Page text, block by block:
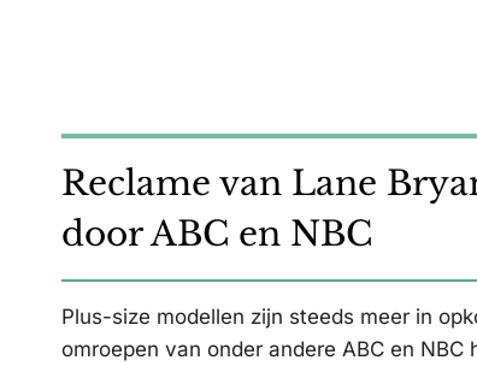
Reclame van Lane
door ABC en NBC
Plus-size modellen zijn steeds meer in
omroepen van onder andere ABC en